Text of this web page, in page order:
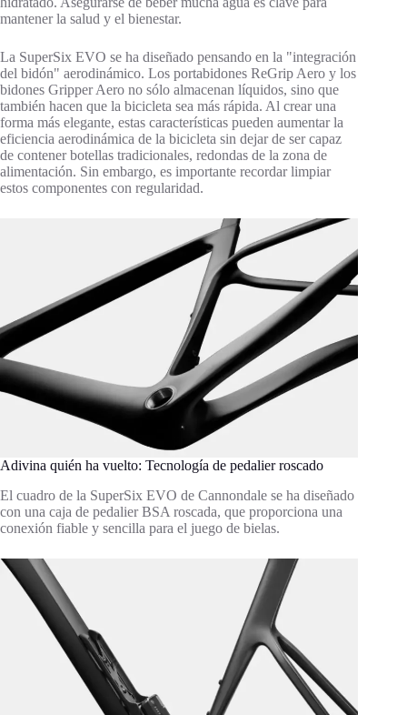
mantener la salud y el bienestar.
La SuperSix EVO se ha diseñado pensando en la "integración
del bidón" aerodinámico. Los portabidones ReGrip Aero y los
bidones Gripper Aero no sólo almacenan líquidos, sino que
también hacen que la bicicleta sea más rápida. Al crear una
forma más elegante, estas características pueden aumentar la
eficiencia aerodinámica de la bicicleta sin dejar de ser capaz
de contener botellas tradicionales, redondas de la zona de
alimentación. Sin embargo, es importante recordar limpiar
estos componentes con regularidad.
Adivina quién ha vuelto: Tecnología de pedalier roscado
El cuadro de la SuperSix EVO de Cannondale se ha diseñado
con una caja de pedalier BSA roscada, que proporciona una
conexión fiable y sencilla para el juego de bielas.